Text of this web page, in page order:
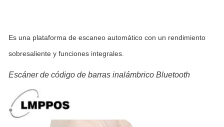
Es una plataforma de escaneo automático con un rendimiento
sobresaliente y funciones integrales.
Escáner de código de barras inalámbrico Bluetooth